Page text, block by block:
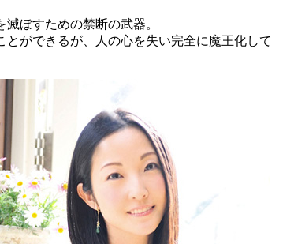
ぼすための禁断の武器。
ができるが、人の心を失い完全に魔王化して